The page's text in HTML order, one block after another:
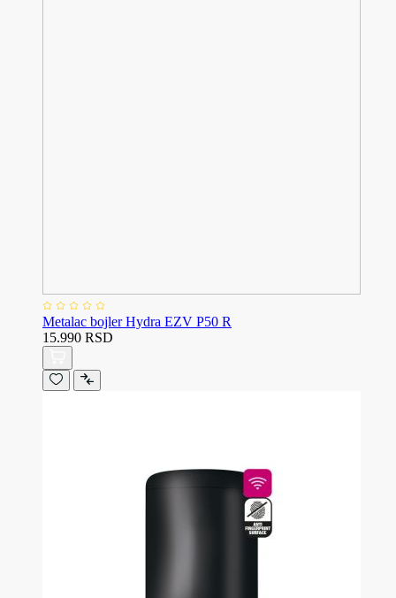
Metalac bojler Hydra EZV P50 R
15.990 RSD